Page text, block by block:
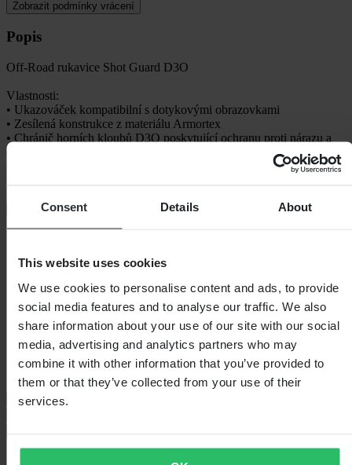
Consent Details About
This website uses cookies
We use cookies to personalise content and ads, to provide
social media features and to analyse our traffic. We also
share information about your use of our site with our social
media, advertising and analytics partners who may
combine it with other information that you’ve provided to
them or that they’ve collected from your use of their
services.
Zobrazit podmínky vrácení
Popis
Off-Road rukavice Shot Guard D3O
Vlastnosti:
• Ukazováček kompatibilní s dotykovými obrazovkami
• Zesílená konstrukce z materiálu Armortex
• Chránič horních kloubů D3O poskytující ochranu proti nárazu a
oděru
Zobrazit celý popis
BarvaČerná
Certifikace CE EN 13594
Délka balení205
Hmotnost balení119
IzolaceNe
Výška balení
35
Šířka balení115
Průvodce velikostmi